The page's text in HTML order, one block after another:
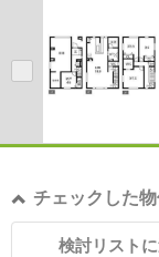
チェックした
検討リスト